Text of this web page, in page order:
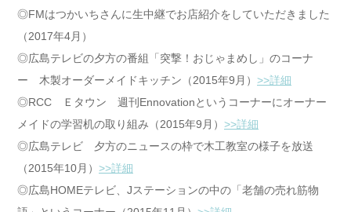
◎FMはつかいちさんに生中継でお店紹介をしていただきました
（2017年4月）
◎広島テレビの夕方の番組「突撃！おじゃまめし」のコーナ
ー 木製オーダーメイドキッチン（2015年9月） >>詳細
◎RCC Ｅタウン 週刊Ennovationというコーナーにオーナー
メイドの学習机の取り組み（2015年9月） >>詳細
◎広島テレビ 夕方のニュースの枠で木工教室の様子を放送
（2015年10月） >>詳細
◎広島HOMEテレビ、Jステーションの中の「老舗の売れ筋物